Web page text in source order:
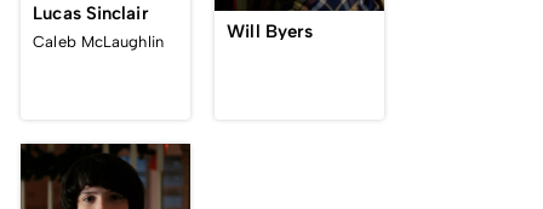
Lucas Sinclair
Caleb McLaughlin Will Byers